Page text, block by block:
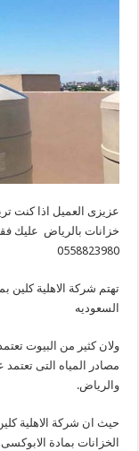
عزيزى العميل اذا كنت
0558823980
تهتم شركة الاهلية كلين
السعوديه
ولان كثير من البيوت
مصادر المياه التى تعتمد
والرياض.
حيث ان شركة الاهلية
الخزانات بمادة